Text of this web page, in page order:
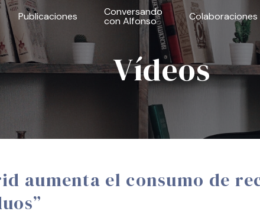
Publicaciones Conversando
con Alfonso Colaboraciones
Vídeos
aumenta el consumo de